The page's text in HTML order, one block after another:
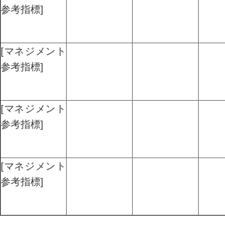
参考指標]
[マネジメント
参考指標]
[マネジメント
参考指標]
[マネジメント
参考指標]